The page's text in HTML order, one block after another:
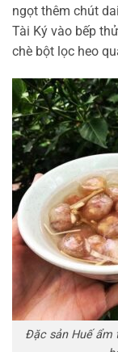
ngọt thêm chút
Tài Ký vào bếp
chè bột lọc heo
Đặc sản Huế ẩm